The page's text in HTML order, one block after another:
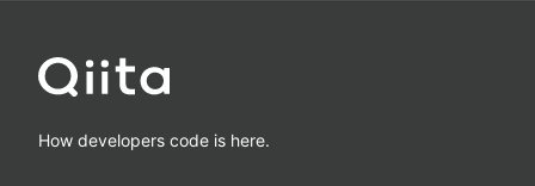
How developers code is here.